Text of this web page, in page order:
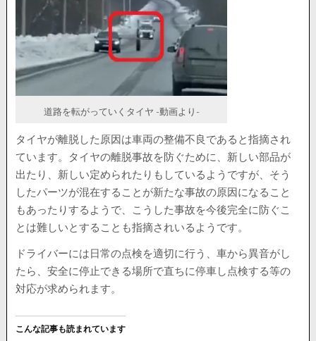
道路を転がっていくタイヤ -動画より-
タイヤが離脱した原因は車両の整備不良であると指摘され
ています。タイヤの離脱事故を防ぐために、新しい部品が
出たり、新しい定められたりもしているようですが、そう
したパーツが混在することが新たな事故の原因になること
もあったりするようで、こうした事故を今後完全に防ぐこ
とは難しいとすることも指摘されいるようです。
ドライバーには日常の点検を適切に行う、車から異音がし
たら、安全に停止できる場所で直ちに停車し点検する等の
対応が求められます。
こんな記事も読まれています